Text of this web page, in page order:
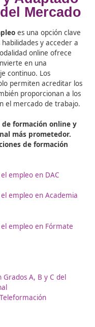
deprofesionales
de
de buscar empleo.
y
del
sus habilidades y
La modalidad online
la convierte en una